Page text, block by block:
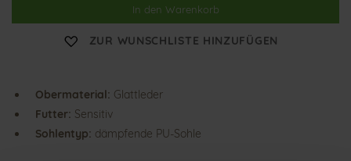
In den Warenkorb
ZUR WUNSCHLISTE HINZUFÜGEN
Obermaterial: Glattleder
Futter: Sensitiv
Sohlentyp: dämpfende PU-Sohle